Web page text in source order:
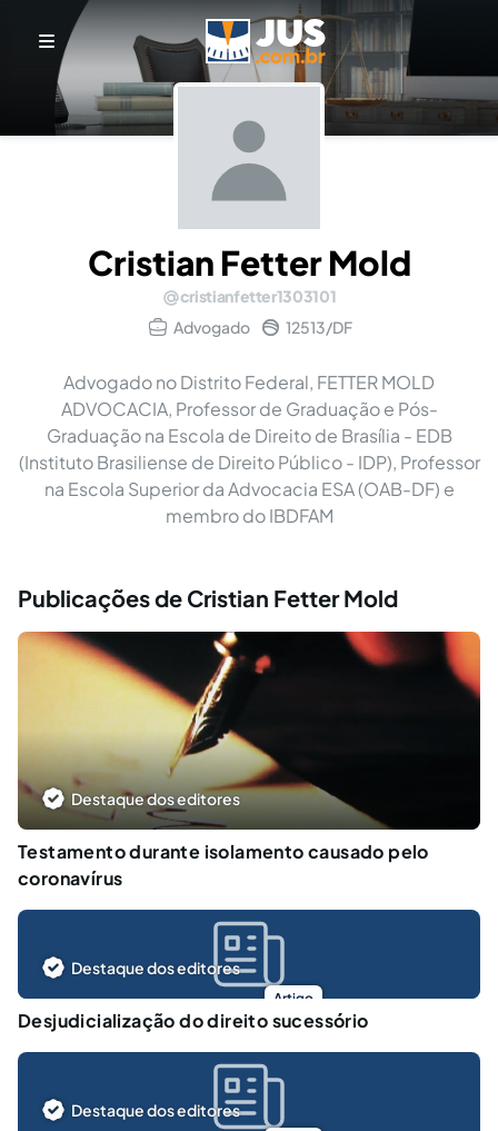
Cristian Fetter Mold
cristianfetter1303101
Advogado
12513/DF
Advogado no Distrito Federal, FETTER MOLD
ADVOCACIA, Professor de Graduação e Pós-
Graduação na Escola de Direito de Brasília - EDB
(Instituto Brasiliense de Direito Público - IDP), Professor
na Escola Superior da Advocacia ESA (OAB-DF) e
membro do IBDFAM
Publicações de Cristian Fetter Mold
Destaque dos editores
Testamento durante isolamento causado pelo
coronavírus
Artigo
Destaque dos editores
Desjudicialização do direito sucessório
Destaque dos editores